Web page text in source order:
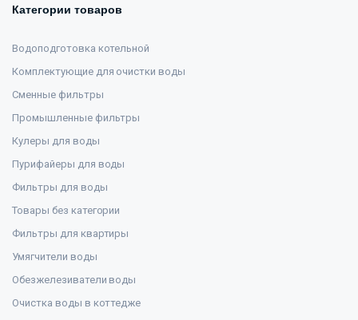
Категории товаров
Водоподготовка котельной
Комплектующие для очистки воды
Сменные фильтры
Промышленные фильтры
Кулеры для воды
Пурифайеры для воды
Фильтры для воды
Товары без категории
Фильтры для квартиры
Умягчители воды
Обезжелезиватели воды
Очистка воды в коттедже